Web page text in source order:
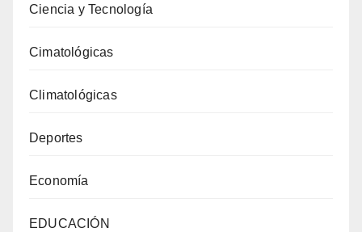
Ciencia y Tecnología
Cimatológicas
Climatológicas
Deportes
Economía
EDUCACIÓN